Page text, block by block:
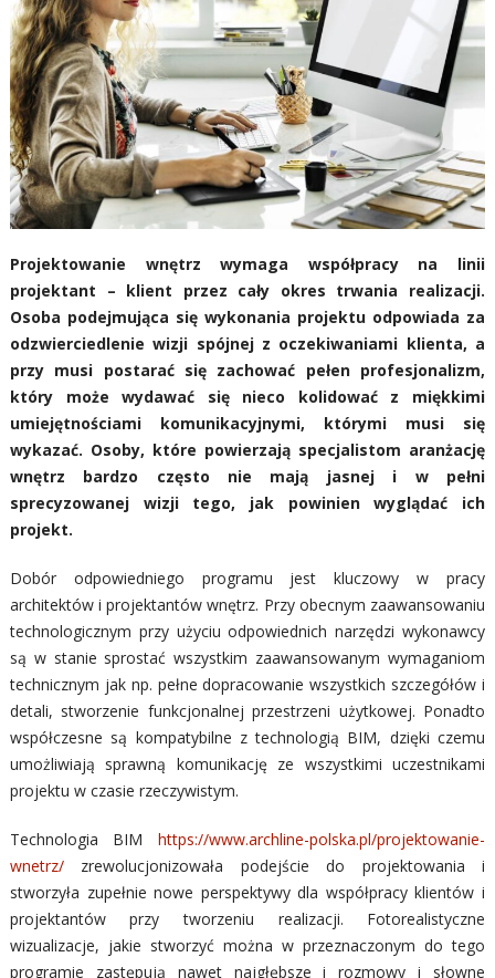
Projektowanie wnętrz wymaga współpracy na linii
projektant – klient przez cały okres trwania realizacji.
Osoba podejmująca się wykonania projektu odpowiada za
odzwierciedlenie wizji spójnej z oczekiwaniami klienta, a
przy musi postarać się zachować pełen profesjonalizm,
który może wydawać się nieco kolidować z miękkimi
umiejętnościami komunikacyjnymi, którymi musi się
wykazać. Osoby, które powierzają specjalistom aranżację
wnętrz bardzo często nie mają jasnej i w pełni
sprecyzowanej wizji tego, jak powinien wyglądać ich
projekt.
Dobór odpowiedniego programu jest kluczowy w pracy
architektów i projektantów wnętrz. Przy obecnym zaawansowaniu
technologicznym przy użyciu odpowiednich narzędzi wykonawcy
są w stanie sprostać wszystkim zaawansowanym wymaganiom
technicznym jak np. pełne dopracowanie wszystkich szczegółów i
detali, stworzenie funkcjonalnej przestrzeni użytkowej. Ponadto
współczesne są kompatybilne z technologią BIM, dzięki czemu
umożliwiają sprawną komunikację ze wszystkimi uczestnikami
projektu w czasie rzeczywistym.
Technologia BIMhttps://www.archline-polska.pl/projektowanie-
wnetrz/zrewolucjonizowała podejście do projektowania i
stworzyła zupełnie nowe perspektywy dla współpracy klientów i
projektantów przy tworzeniu realizacji. Fotorealistyczne
wizualizacje, jakie stworzyć można w przeznaczonym do tego
programie zastępują nawet najgłębsze i rozmowy i słowne